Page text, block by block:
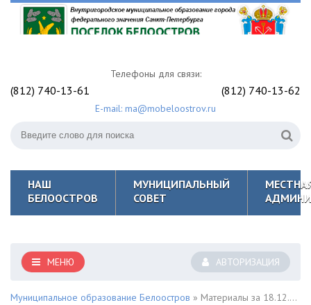
Телефоны для связи:
(812) 740-13-61 (812) 740-13-62
E-mail: ma@mobeloostrov.ru
НАШ
БЕЛООСТРОВ
МУНИЦИПАЛЬНЫЙ
СОВЕТ
АВТОРИЗАЦИЯ
МЕНЮ
Муниципальное образование Белоостров » Материалы за 18.12.2024